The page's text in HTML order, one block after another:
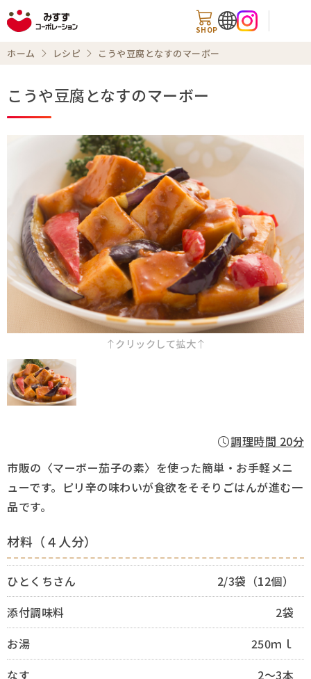
SHOP
知る・楽しむ
レシピ
お知らせ
企業情報
Q&A
ホーム レシピ こうや豆腐となすのマーボー
こうや豆腐となすのマーボー
クリックして拡大
調理時間 20分
市販の〈マーボー茄子の素〉を使った簡単・お手軽メニ
ューです。ピリ辛の味わいが食欲をそそりごはんが進む一
品です。
材料（４人分）
ひとくちさん
2/3袋（12個）
添付調味料
2袋
お湯
250ｍｌ
なす
2～3本